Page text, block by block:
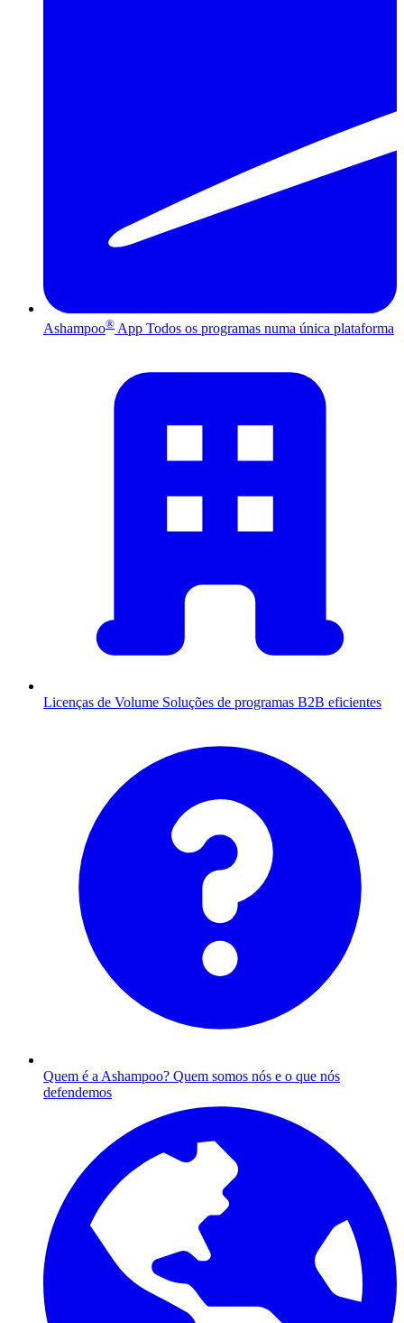
Ashampoo® App Todos os programas numa única plataforma
Licenças de Volume Soluções de programas B2B eficientes
Quem é a Ashampoo? Quem somos nós e o que nós
defendemos